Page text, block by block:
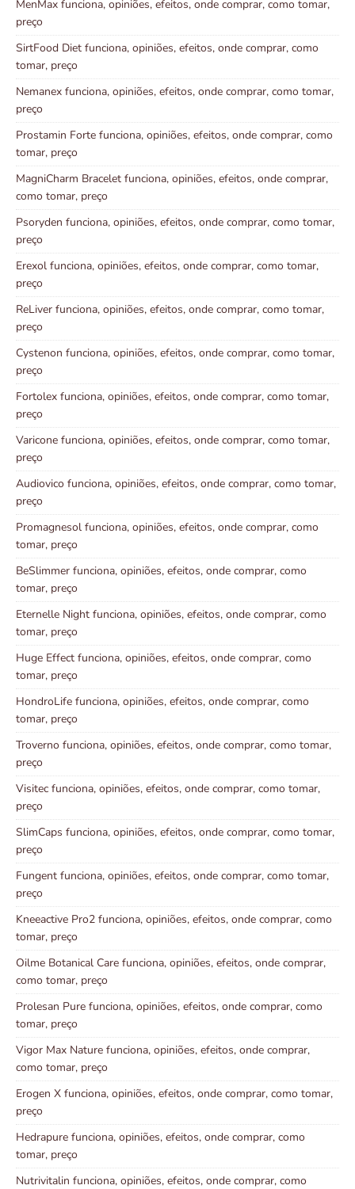
MenMax funciona, opiniões, efeitos, onde comprar, como tomar,
preço
SirtFood Diet funciona, opiniões, efeitos, onde comprar, como
tomar, preço
Nemanex funciona, opiniões, efeitos, onde comprar, como tomar,
preço
Prostamin Forte funciona, opiniões, efeitos, onde comprar, como
tomar, preço
MagniCharm Bracelet funciona, opiniões, efeitos, onde comprar,
como tomar, preço
Psoryden funciona, opiniões, efeitos, onde comprar, como tomar,
preço
Erexol funciona, opiniões, efeitos, onde comprar, como tomar,
preço
ReLiver funciona, opiniões, efeitos, onde comprar, como tomar,
preço
Cystenon funciona, opiniões, efeitos, onde comprar, como tomar,
preço
Fortolex funciona, opiniões, efeitos, onde comprar, como tomar,
preço
Varicone funciona, opiniões, efeitos, onde comprar, como tomar,
preço
Audiovico funciona, opiniões, efeitos, onde comprar, como tomar,
preço
Promagnesol funciona, opiniões, efeitos, onde comprar, como
tomar, preço
BeSlimmer funciona, opiniões, efeitos, onde comprar, como
tomar, preço
Eternelle Night funciona, opiniões, efeitos, onde comprar, como
tomar, preço
Huge Effect funciona, opiniões, efeitos, onde comprar, como
tomar, preço
HondroLife funciona, opiniões, efeitos, onde comprar, como
tomar, preço
Troverno funciona, opiniões, efeitos, onde comprar, como tomar,
preço
Visitec funciona, opiniões, efeitos, onde comprar, como tomar,
preço
SlimCaps funciona, opiniões, efeitos, onde comprar, como tomar,
preço
Fungent funciona, opiniões, efeitos, onde comprar, como tomar,
preço
Kneeactive Pro2 funciona, opiniões, efeitos, onde comprar, como
tomar, preço
Oilme Botanical Care funciona, opiniões, efeitos, onde comprar,
como tomar, preço
Prolesan Pure funciona, opiniões, efeitos, onde comprar, como
tomar, preço
Vigor Max Nature funciona, opiniões, efeitos, onde comprar,
como tomar, preço
Erogen X funciona, opiniões, efeitos, onde comprar, como tomar,
preço
Hedrapure funciona, opiniões, efeitos, onde comprar, como
tomar, preço
Nutrivitalin funciona, opiniões, efeitos, onde comprar, como